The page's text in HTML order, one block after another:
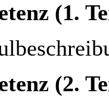
(1.
(2.